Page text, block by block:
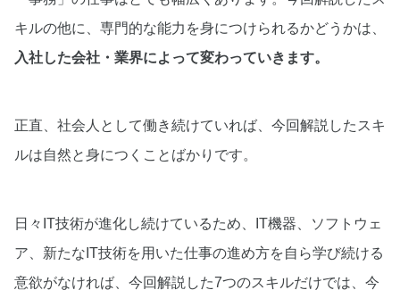
キルの他に、専門的な能力を身につけられるかどうかは、
入社した会社・業界によって変わっていきます。
正直、社会人として働き続けていれば、今回解説したスキ
ルは自然と身につくことばかりです。
日々IT技術が進化し続けているため、IT機器、ソフトウェ
ア、新たなIT技術を用いた仕事の進め方を自ら学び続ける
意欲がなければ、今回解説した7つのスキルだけでは、今